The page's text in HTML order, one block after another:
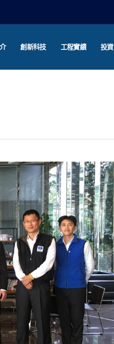
創新科技 工程實績 投